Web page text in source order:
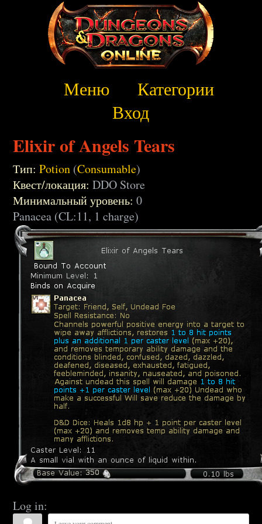
Меню
Категории
Вход
Elixir of Angels Tears
Тип: Potion (Consumable)
Квест/локация: DDO Store
Минимальный уровень: 0
Panacea (CL:11, 1 charge)
Log in: